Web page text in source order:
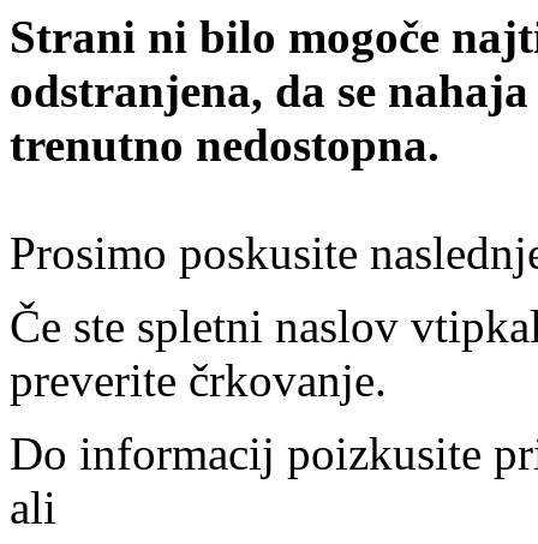
Strani ni bilo mogoče
odstranjena, da se
trenutno nedostopna.
Prosimo poskusite
Če ste spletni naslov
preverite črkovanje.
Do informacij poizkusite
ali